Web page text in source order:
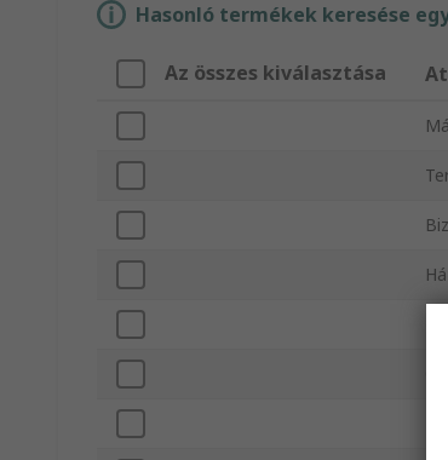
Hasonló termékek keresése
Az összes kiválasztása